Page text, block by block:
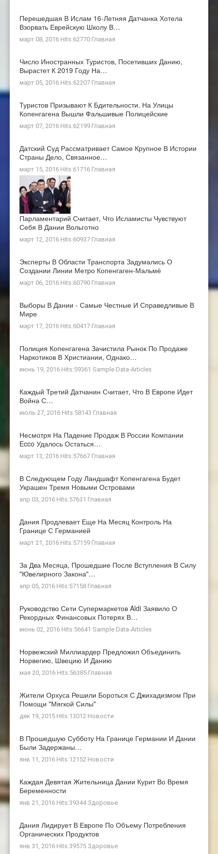
Перешедшая В Ислам 16-Летняя Датчанка Хотела
Взорвать Еврейскую Школу В…
март 08, 2016 Hits:62770 Главная
Число Иностранных Туристов, Посетивших Данию,
Вырастет К 2019 Году На…
март 05, 2016 Hits:62207 Главная
Туристов Призывают К Бдительности. На Улицы
Копенгагена Вышли Фальшивые Полицейские
март 07, 2016 Hits:62199 Главная
Датский Суд Рассматривает Самое Крупное В Истории
Страны Дело, Связанное…
март 15, 2016 Hits:61716 Главная
Парламентарий Считает, Что Исламисты Чувствуют
Себя В Дании Вольготно
март 12, 2016 Hits:60937 Главная
Эксперты В Области Транспорта Задумались О
Создании Линии Метро Копенгаген-Мальмё
март 06, 2016 Hits:60790 Главная
Выборы В Дании - Самые Честные И Справедливые В
Мире
март 17, 2016 Hits:60417 Главная
Полиция Копенгагена Зачистила Рынок По Продаже
Наркотиков В Христиании, Однако…
июнь 19, 2016 Hits:59361 Sample Data-Articles
Каждый Третий Датчанин Считает, Что В Европе Идет
Война С…
июль 27, 2016 Hits:58143 Главная
Несмотря На Падение Продаж В России Компании
Ecco Удалось Остаться…
март 13, 2016 Hits:57667 Главная
В Следующем Году Ландшафт Копенгагена Будет
Украшен Тремя Новыми Островами
апр 03, 2016 Hits:57631 Главная
Дания Продлевает Еще На Месяц Контроль На
Границе С Германией
март 21, 2016 Hits:57159 Главная
За Два Месяца, Прошедшие После Вступления В Силу
"ювелирного Закона"…
апр 05, 2016 Hits:57158 Главная
Руководство Сети Супермаркетов Aldi Заявило О
Рекордных Финансовых Потерях В…
июнь 02, 2016 Hits:56641 Sample Data-Articles
Норвежский Миллиардер Предложил Объединить
Норвегию, Швецию И Данию
мая 20, 2016 Hits:56385 Главная
Жители Орхуса Решили Бороться С Джихадизмом При
Помощи "мягкой Силы"
дек 19, 2015 Hits:13012 Новости
В Прошедшую Субботу На Границе Германии И Дании
Были Задержаны…
янв 11, 2016 Hits:12152 Новости
Каждая Девятая Жительница Дании Курит Во Время
Беременности
янв 21, 2016 Hits:39344 Здоровье
Дания Лидирует В Европе По Объему Потребления
Органических Продуктов
янв 31, 2016 Hits:39575 Здоровье